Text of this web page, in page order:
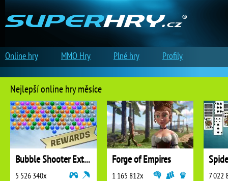
Nejlepší online hry měsíce
Bubble Shooter Extreme
5 526 340x
Forge of Empires
1 165 812x 7 022
Online hry MMO Hry Plné hry Profily